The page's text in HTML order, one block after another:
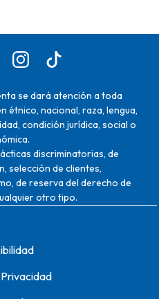
se dará atención a toda
étnico, nacional, raza, lengua,
condición jurídica, social o
discriminatorias, de
selección de clientes,
de reserva del derecho de
otro tipo.